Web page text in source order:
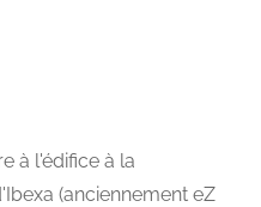
à l'édifice à la
(anciennement eZ